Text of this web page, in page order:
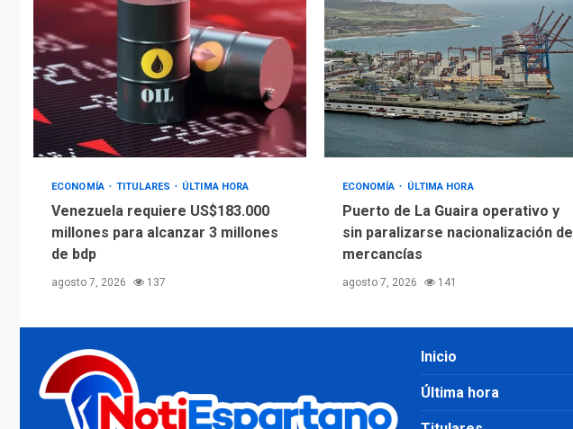
ECONOMÍA TITULARES ÚLTIMA HORA
Venezuela requiere US$183.000
millones para alcanzar 3 millones
de bdp
agosto 7, 2026 137
ECONOMÍA ÚLTIMA HORA
Puerto de La Guaira operativo y
sin paralizarse nacionalización de
mercancías
agosto 7, 2026 141
Inicio
Última hora